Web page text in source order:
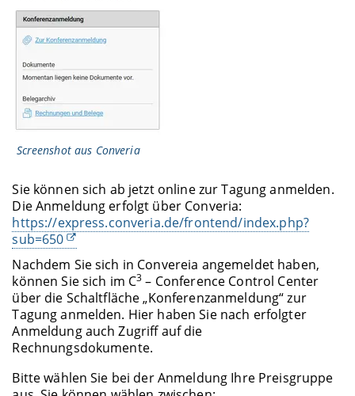
Screenshot aus Converia
Sie können sich ab jetzt online zur Tagung anmelden.
Die Anmeldung erfolgt über Converia:
https://express.converia.de/frontend/index.php?
sub=650
Nachdem Sie sich in Convereia angemeldet haben,
können Sie sich im C3 – Conference Control Center
über die Schaltfläche „Konferenzanmeldung“ zur
Tagung anmelden. Hier haben Sie nach erfolgter
Anmeldung auch Zugriff auf die
Rechnungsdokumente.
Bitte wählen Sie bei der Anmeldung Ihre Preisgruppe